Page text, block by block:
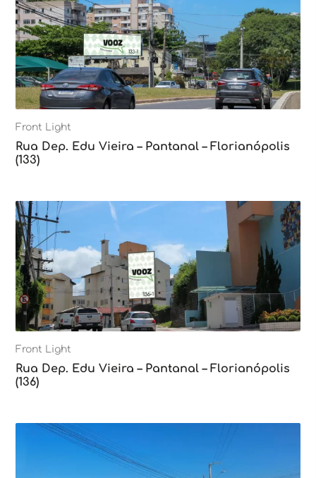
Front Light
Rua Dep. Edu Vieira – Pantanal – Florianópolis
(133)
Front Light
Rua Dep. Edu Vieira – Pantanal – Florianópolis
(136)